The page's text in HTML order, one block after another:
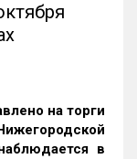
на торги
в